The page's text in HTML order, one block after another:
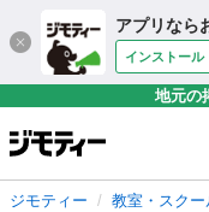
アプリなら
インストール
地元の
ジモティー 教室・スクー